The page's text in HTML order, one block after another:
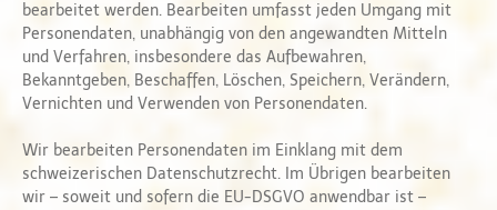
bearbeitet werden. Bearbeiten umfasst jeden Umgang mit
Personendaten, unabhängig von den angewandten Mitteln
und Verfahren, insbesondere das Aufbewahren,
Bekanntgeben, Beschaffen, Löschen, Speichern, Verändern,
Vernichten und Verwenden von Personendaten.
Wir bearbeiten Personendaten im Einklang mit dem
schweizerischen Datenschutzrecht. Im Übrigen bearbeiten
wir – soweit und sofern die EU-DSGVO anwendbar ist –